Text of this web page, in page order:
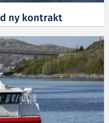
ny kontrakt